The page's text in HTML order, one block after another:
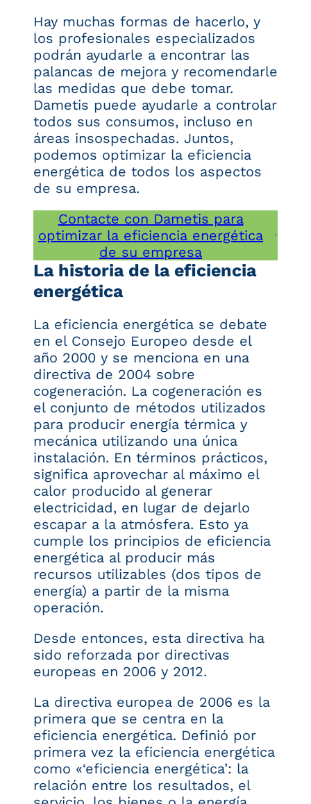
Hay muchas formas de hacerlo, y
los profesionales especializados
podrán ayudarle a encontrar las
palancas de mejora y recomendarle
las medidas que debe tomar.
Dametis puede ayudarle a controlar
todos sus consumos, incluso en
áreas insospechadas. Juntos,
podemos optimizar la eficiencia
energética de todos los aspectos
de su empresa.
Contacte con Dametis para
optimizar la eficiencia energética
de su empresa
La historia de la eficiencia
energética
La eficiencia energética se debate
en el Consejo Europeo desde el
año 2000 y se menciona en una
directiva de 2004 sobre
cogeneración. La cogeneración es
el conjunto de métodos utilizados
para producir energía térmica y
mecánica utilizando una única
instalación. En términos prácticos,
significa aprovechar al máximo el
calor producido al generar
electricidad, en lugar de dejarlo
escapar a la atmósfera. Esto ya
cumple los principios de eficiencia
energética al producir más
recursos utilizables (dos tipos de
energía) a partir de la misma
operación.
Desde entonces, esta directiva ha
sido reforzada por directivas
europeas en 2006 y 2012.
La directiva europea de 2006 es la
primera que se centra en la
eficiencia energética. Definió por
primera vez la eficiencia energética
como «‘eficiencia energética’: la
relación entre los resultados, el